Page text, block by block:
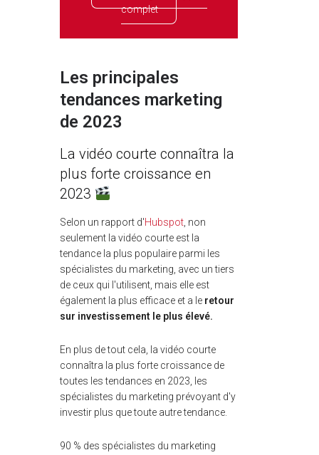
complet
Les principales
tendances marketing
de 2023
La vidéo courte connaîtra la
plus forte croissance en
2023
Selon un rapport d'Hubspot , non
seulement la vidéo courte est la
tendance la plus populaire parmi les
spécialistes du marketing, avec un tiers
de ceux qui l'utilisent, mais elle est
également la plus efficace et a le retour
sur investissement le plus élevé.
En plus de tout cela, la vidéo courte
connaîtra la plus forte croissance de
toutes les tendances en 2023, les
spécialistes du marketing prévoyant d'y
investir plus que toute autre tendance.
90 % des spécialistes du marketing